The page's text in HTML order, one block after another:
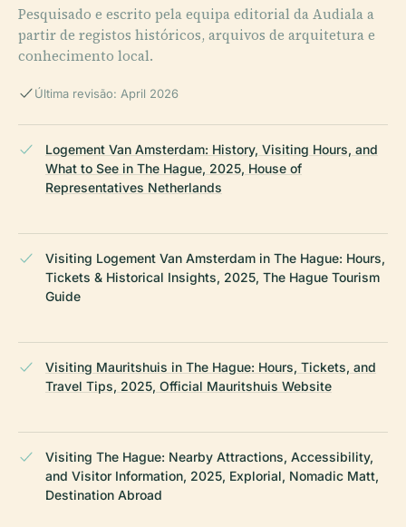
Pesquisado e escrito pela equipa editorial da Audiala a
partir de registos históricos, arquivos de arquitetura e
conhecimento local.
Última revisão: April 2026
Logement Van Amsterdam: History, Visiting Hours, and
What to See in The Hague, 2025, House of
Representatives Netherlands
Visiting Logement Van Amsterdam in The Hague: Hours,
Tickets & Historical Insights, 2025, The Hague Tourism
Guide
Visiting Mauritshuis in The Hague: Hours, Tickets, and
Travel Tips, 2025, Official Mauritshuis Website
Visiting The Hague: Nearby Attractions, Accessibility,
and Visitor Information, 2025, Explorial, Nomadic Matt,
Destination Abroad